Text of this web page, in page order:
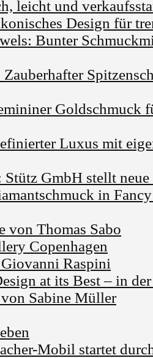
leicht und
Design für
Bunter
Goldschmuck
Luxus mit
GmbH stellt
in
von Thomas Sabo
Copenhagen
Raspini
at its Best – in
Sabine Müller
Mobil startet